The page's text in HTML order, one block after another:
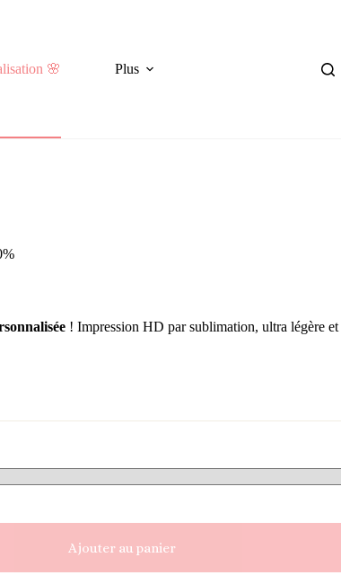
🌸 Plus
! Impression HD par sublimation, ultra légère et
Ajouter au panier